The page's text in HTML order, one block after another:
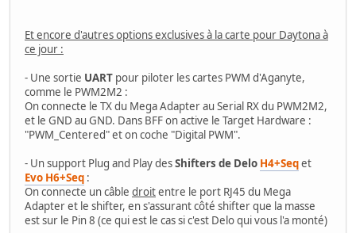
Et encore d'autres options exclusives à la carte pour Daytona à
ce jour :
- Une sortie UART pour piloter les cartes PWM d'Aganyte,
comme le PWM2M2 :
On connecte le TX du Mega Adapter au Serial RX du PWM2M2,
et le GND au GND. Dans BFF on active le Target Hardware :
"PWM_Centered" et on coche "Digital PWM".
- Un support Plug and Play desShifters de Delo H4+Seqet
Evo H6+Seq :
On connecte un câble droitentre le port RJ45 du Mega
Adapter et le shifter, en s'assurant côté shifter que la masse
est sur le Pin 8 (ce qui est le cas si c'est Delo qui vous l'a monté)